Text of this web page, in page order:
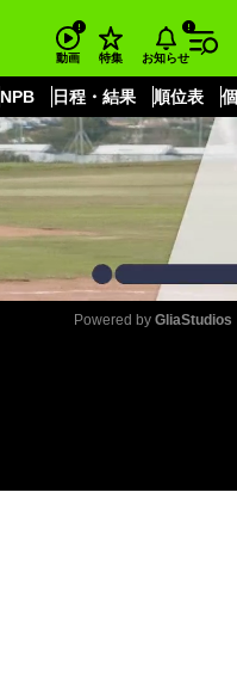
動画 特集 お知らせ
NPB 日程・結果 順位表
もっと見る
Powered by GliaStudios